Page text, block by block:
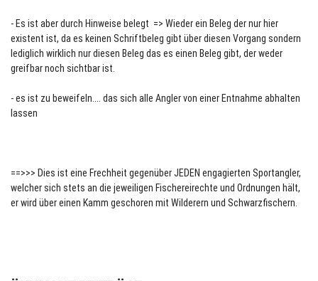
- Es ist aber durch Hinweise belegt => Wieder ein Beleg der nur hier
existent ist, da es keinen Schriftbeleg gibt über diesen Vorgang sondern
lediglich wirklich nur diesen Beleg das es einen Beleg gibt, der weder
greifbar noch sichtbar ist.
- es ist zu beweifeln.... das sich alle Angler von einer Entnahme abhalten
lassen
==>>> Dies ist eine Frechheit gegenüber JEDEN engagierten Sportangler,
welcher sich stets an die jeweiligen Fischereirechte und Ordnungen hält,
er wird über einen Kamm geschoren mit Wilderern und Schwarzfischern.